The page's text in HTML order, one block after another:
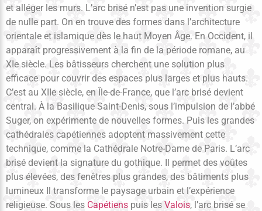
et alléger les murs. L’arc brisé n’est pas une invention surgie
de nulle part. On en trouve des formes dans l’architecture
orientale et islamique dès le haut Moyen Âge. En Occident, il
apparaît progressivement à la fin de la période romane, au
XIe siècle. Les bâtisseurs cherchent une solution plus
efficace pour couvrir des espaces plus larges et plus hauts.
C’est au XIIe siècle, en Île-de-France, que l’arc brisé devient
central. À la Basilique Saint-Denis, sous l’impulsion de l’abbé
Suger, on expérimente de nouvelles formes. Puis les grandes
cathédrales capétiennes adoptent massivement cette
technique, comme la Cathédrale Notre-Dame de Paris. L’arc
brisé devient la signature du gothique. Il permet des voûtes
plus élevées, des fenêtres plus grandes, des bâtiments plus
lumineux Il transforme le paysage urbain et l’expérience
religieuse. Sous les Capétiens puis les Valois, l’arc brisé se